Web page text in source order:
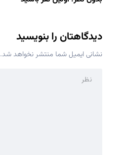
دیدگاهتان را بنویسید
نشانی ایمیل شما منتشر نخواهد شد.